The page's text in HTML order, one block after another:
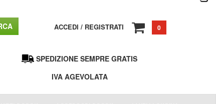
ACCEDI / REGISTRATI 0
SPEDIZIONE SEMPRE GRATIS
IVA AGEVOLATA